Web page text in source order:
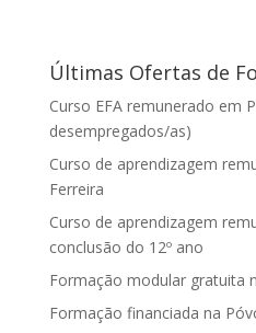
Últimas Ofertas de
Curso EFA remunerado em
desempregados/as)
Curso de aprendizagem
Ferreira
Curso de aprendizagem
conclusão do 12º ano
Formação modular gratuita
Formação financiada na